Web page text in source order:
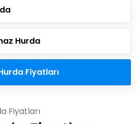
Hurda
Fiyatları
Fiyatları